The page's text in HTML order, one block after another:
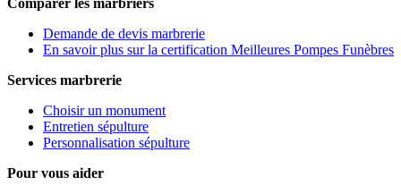
Demande de devis marbrerie
En savoir plus sur la certification Meilleures Pompes Funèbres
Services marbrerie
Choisir un monument
Entretien sépulture
Personnalisation sépulture
Pour vous aider